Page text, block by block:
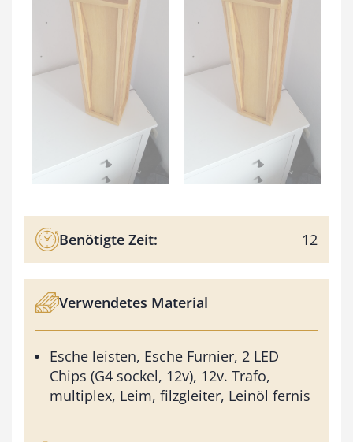
Benötigte Zeit: 12
Verwendetes Material
Esche leisten, Esche Furnier, 2 LED
Chips (G4 sockel, 12v), 12v. Trafo,
multiplex, Leim, filzgleiter, Leinöl fernis